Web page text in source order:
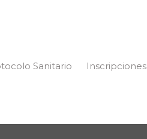
Sanitario Inscripciones